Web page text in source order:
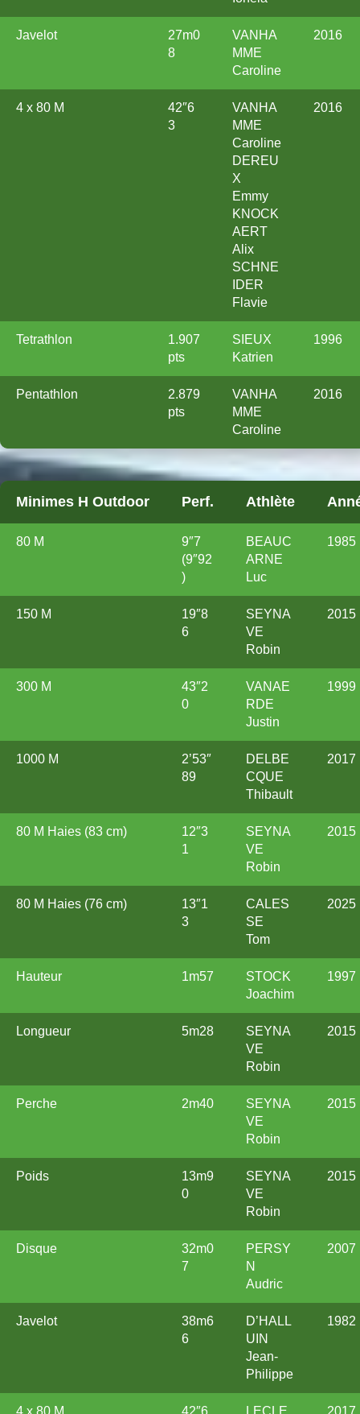
Javelot
27m0
8
VANHA
MME
Caroline
2016
4 x 80 M
42″6
3
VANHA
MME
Caroline
DEREU
X
Emmy
KNOCK
AERT
Alix
SCHNE
IDER
Flavie
2016
Tetrathlon
1.907
pts
SIEUX
Katrien
1996
Pentathlon
2.879
pts
VANHA
MME
Caroline
2016
Minimes H Outdoor Perf. Athlète
80 M
9″7
(9″92
)
BEAUC
ARNE
Luc
1985
150 M
19″8
6
SEYNA
VE
Robin
2015
300 M
43″2
0
VANAE
RDE
Justin
1999
1000 M
2’53″
89
DELBE
CQUE
Thibault
2017
80 M Haies (83 cm)
12″3
1
SEYNA
VE
Robin
2015
80 M Haies (76 cm)
13″1
3
CALES
SE
Tom
2025
Hauteur 1m57
STOCK
Joachim
1997
Longueur 5m28
SEYNA
VE
Robin
2015
Perche 2m40
SEYNA
VE
Robin
2015
Poids
13m9
0
SEYNA
VE
Robin
2015
Disque
32m0
7
PERSY
N
Audric
2007
Javelot
38m6
6
D’HALL
UIN
Jean-
Philippe
1982
4 x 80 M 42″6 LECLE 2017